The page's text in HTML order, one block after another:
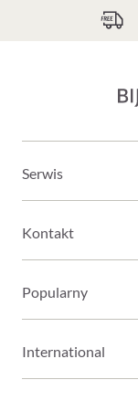
Serwis
Kontakt
Popularny
International